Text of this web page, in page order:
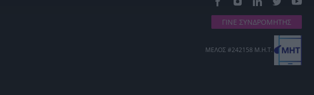
ΓΙΝΕ ΣΥΝΔΡΟΜΗΤΗΣ
ΜΕΛΟΣ #242158 Μ.Η.Τ.